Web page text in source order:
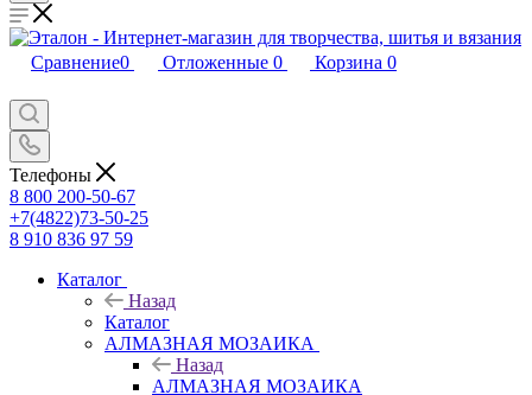
Сравнение0 Отложенные 0 Корзина 0
Телефоны
8 800 200-50-67
+7(4822)73-50-25
8 910 836 97 59
Каталог
Назад
Каталог
АЛМАЗНАЯ МОЗАИКА
Назад
АЛМАЗНАЯ МОЗАИКА